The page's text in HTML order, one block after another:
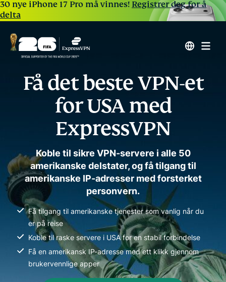
30 nye iPhone 17 Pro må vinnes! Registrer deg for å
delta
Få det beste VPN-et
for USA med
ExpressVPN
Koble til sikre VPN-servere i alle 50
amerikanske delstater, og få tilgang til
amerikanske IP-adresser med forsterket
personvern.
Få tilgang til amerikanske tjenester som vanlig når du
er på reise
Koble til raske servere i USA for en stabil forbindelse
Få en amerikansk IP-adresse med ett klikk gjennom
brukervennlige apper